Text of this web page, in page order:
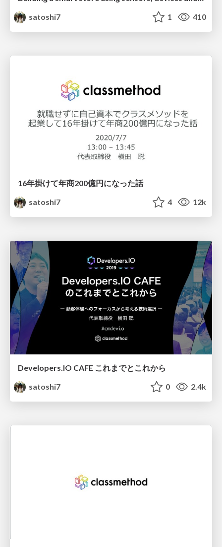
satoshi7
1 410
16年掛けて年商200億円になった話
satoshi7
4 12k
Developers.IO CAFE これまでとこれから
satoshi7
0 2.4k